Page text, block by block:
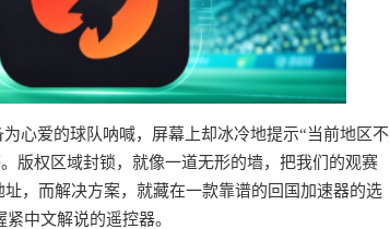
心爱的球队呐喊，屏幕上却冰冷地提示“当前地区不
版权区域封锁，就像一道无形的墙，把我们的观赛
，而解决方案，就藏在一款靠谱的回国加速器的选
中文解说的遥控器。